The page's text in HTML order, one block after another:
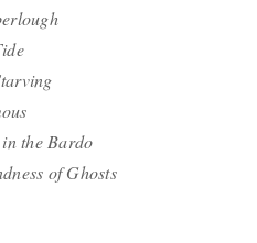
the Bardo
of Ghosts